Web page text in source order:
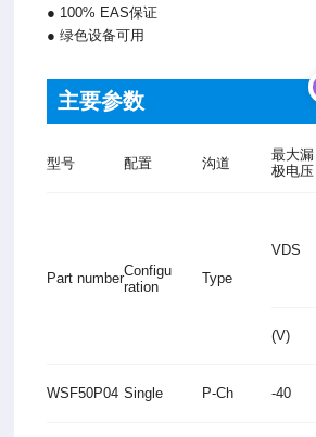
● 100% EAS保证
● 绿色设备可用
主要参数
型号 配置 沟道
最大漏
极电压
Part numberConfigu
ration
Type
VDS
(V)
WSF50P04 Single P-Ch -40